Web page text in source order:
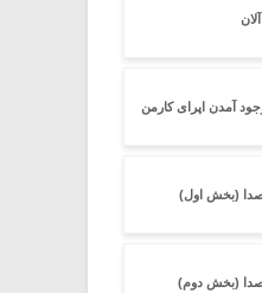
آمدن اپرای کارمن
(بخش اول)
(بخش دوم)